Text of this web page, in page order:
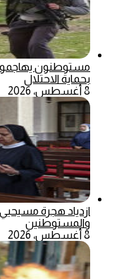
مستوطنون
بحماية الاحتلال
8 أغسطس، 2026
ازدياد هجرة
والمستوطنين
8 أغسطس، 2026